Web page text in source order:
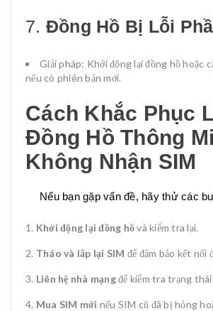
7. Đồng Hồ Bị Lỗi
Giải pháp: Khởi động lại đồng hồ hoặc
nếu có phiên bản mới.
Cách Khắc Phục
Đồng Hồ Thông
Không Nhận SIM
Nếu bạn gặp vấn đề, hãy thử các
Khởi động lại đồng hồvà kiểm tra lại.
Tháo và lắp lại SIM để đảm bảo kết nối
Liên hệ nhà mạngđể kiểm tra trạng thái
Mua SIM mới nếu SIM cũ đã bị hỏng